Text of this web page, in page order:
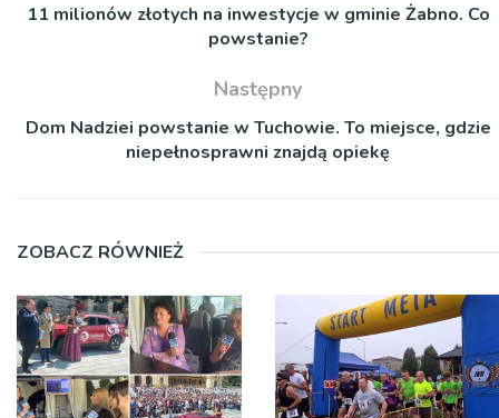
11 milionów złotych na inwestycje w gminie Żabno. Co
powstanie?
Następny
Dom Nadziei powstanie w Tuchowie. To miejsce, gdzie
niepełnosprawni znajdą opiekę
ZOBACZ RÓWNIEŻ